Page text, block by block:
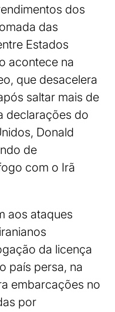
dos
das
Estados
acontece na
que desacelera
saltar mais de
declarações do
Donald
de
com o Irã
aos ataques
da licença
país persa, na
embarcações no
por